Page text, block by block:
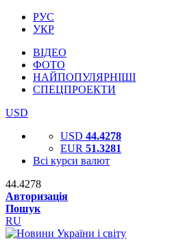
РУС
УКР
ВІДЕО
ФОТО
НАЙПОПУЛЯРНІШІ
СПЕЦПРОЕКТИ
USD
USD 44.4278
EUR 51.3281
Всі курси валют
44.4278
Авторизація
Пошук
RU